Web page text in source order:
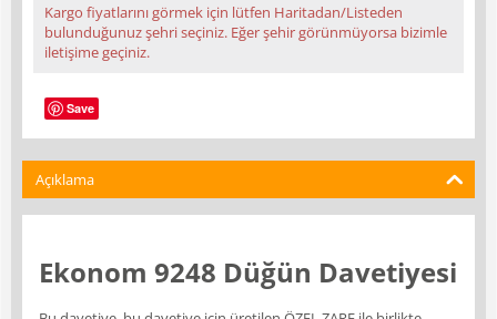
Kargo fiyatlarını görmek için lütfen Haritadan/Listeden
bulunduğunuz şehri seçiniz. Eğer şehir görünmüyorsa bizimle
iletişime geçiniz.
Save
Açıklama
Ekonom 9248 Düğün Davetiyesi